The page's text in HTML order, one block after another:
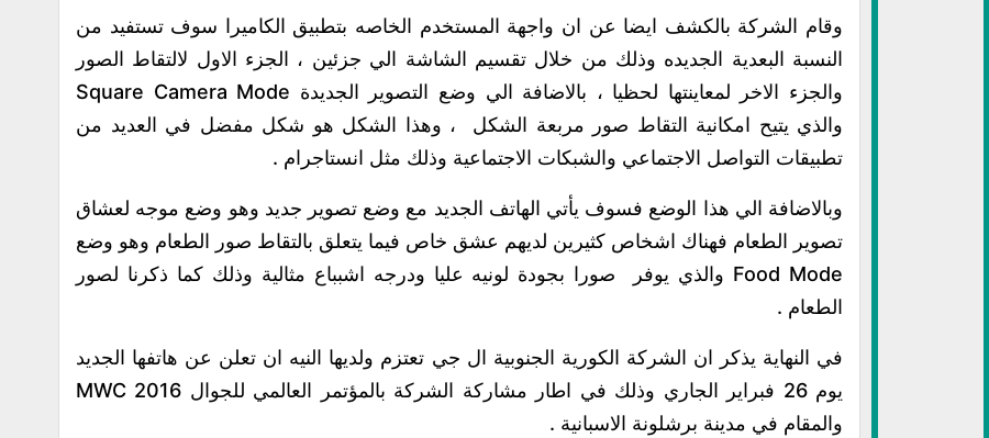
وقام الشركة بالكشف ايضا عن ان واجهة المستخدم الخاصه بتطبيق الكاميرا سوف تستفيد من
النسبة البعدية الجديده وذلك من خلال تقسيم الشاشة الي جزئين ، الجزء الاول لالتقاط الصور
والجزء الاخر لمعاينتها لحظيا ، بالاضافة الي وضع التصوير الجديدة Square Camera Mode
والذي يتيح امكانية التقاط صور مربعة الشكل ، وهذا الشكل هو شكل مفضل في العديد من
تطبيقات التواصل الاجتماعي والشبكات الاجتماعية وذلك مثل انستاجرام .
وبالاضافة الي هذا الوضع فسوف يأتي الهاتف الجديد مع وضع تصوير جديد وهو وضع موجه لعشاق
تصوير الطعام فهناك اشخاص كثيرين لديهم عشق خاص فيما يتعلق بالتقاط صور الطعام وهو وضع
Food Mode والذي يوفر صورا بجودة لونيه عليا ودرجه اشبباع مثالية وذلك كما ذكرنا لصور
الطعام .
في النهاية يذكر ان الشركة الكورية الجنوبية ال جي تعتزم ولديها النيه ان تعلن عن هاتفها الجديد
يوم 26 فبراير الجاري وذلك في اطار مشاركة الشركة بالمؤتمر العالمي للجوال MWC 2016
والمقام في مدينة برشلونة الاسبانية .